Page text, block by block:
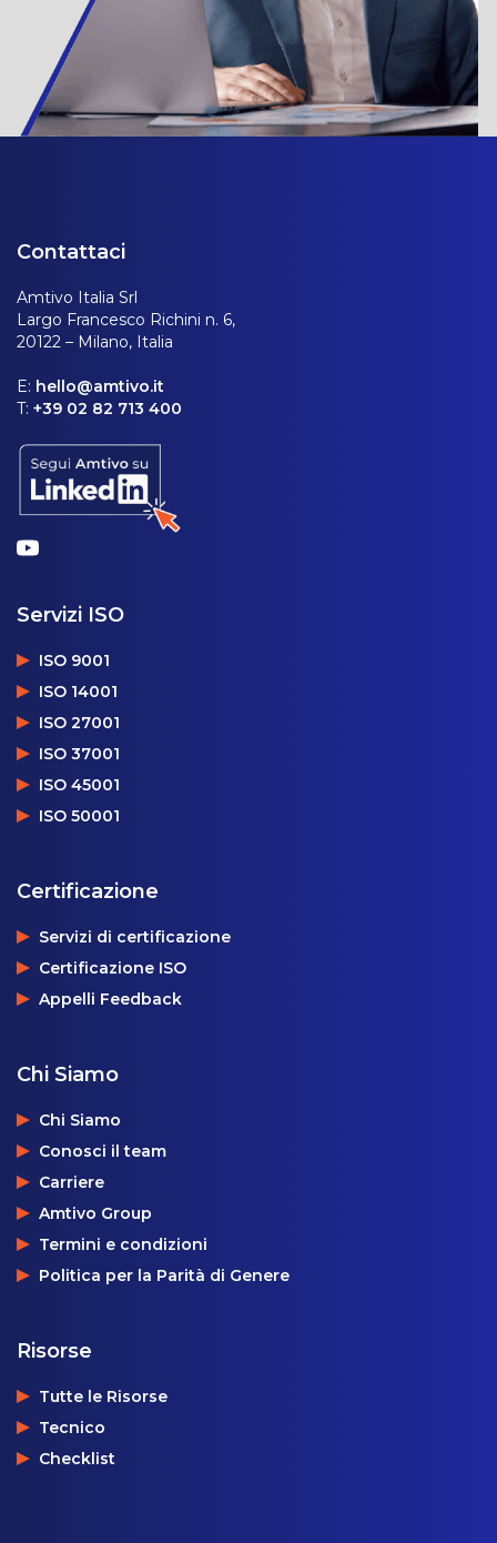
Contattaci
Amtivo Italia Srl
Largo Francesco Richini n. 6,
20122 – Milano, Italia
E: hello@amtivo.it
T: +39 02 82 713 400
Servizi ISO
ISO 9001
ISO 14001
ISO 27001
ISO 37001
ISO 45001
ISO 50001
Certificazione
Servizi di certificazione
Certificazione ISO
Appelli Feedback
Chi Siamo
Chi Siamo
Conosci il team
Carriere
Amtivo Group
Termini e condizioni
Politica per la Parità di Genere
Risorse
Tutte le Risorse
Tecnico
Checklist